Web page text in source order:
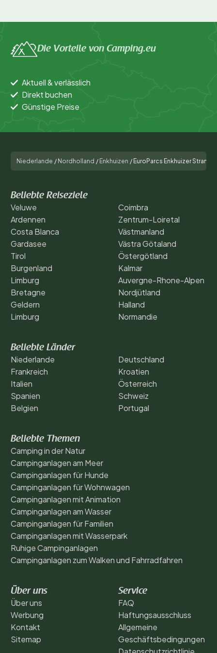
Buche jetzt deinen unvergesslichen
Urlaub
den Duft frischer Brötchen in der Nase haben? Buche
jetzt deinen Platz im EuroParcs Enkhuizer Strand und
erlebe einen unvergesslichen Campingurlaub! Warte
Die Vorteile von Camping.eu
Aktuell & verlässlich
Direkt buchen
Günstige Preise
Niederlande / Nordholland / Enkhuizen / EuroParcs Enkhuizer Strand
Beliebte Reiseziele
Veluwe
Ardennen
Costa Blanca
Gardasee
Tirol
Burgenland
Limburg
Bretagne
Geldern
Limburg
Coimbra
Zentrum-Loiretal
Västmanland
Västra Götaland
Östergötland
Kalmar
Auvergne-Rhone-Alpen
Nordjütland
Halland
Normandie
Beliebte Länder
Niederlande
Frankreich
Italien
Spanien
Belgien
Deutschland
Kroatien
Österreich
Schweiz
Portugal
Beliebte Themen
Camping in der Natur
Campinganlagen am Meer
Campinganlagen für Hunde
Campinganlagen für Wohnwagen
Campinganlagen mit Animation
Campinganlagen am Wasser
Campinganlagen für Familien
Campinganlagen mit Wasserpark
Ruhige Campinganlagen
Campinganlagen zum Walken und Fahrradfahren
Über uns
Über uns
Werbung
Kontakt
Sitemap
Service
FAQ
Haftungsausschluss
Allgemeine
Geschäftsbedingungen